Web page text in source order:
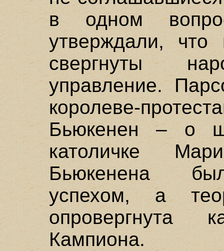
в одном
утверждали, что
свергнуты
управление.
королеве-
Бьюкенен – о
католичке
Бьюкенена
успехом, а
опровергнута
Кампиона.